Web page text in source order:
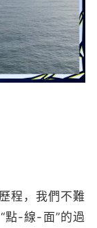
程，我們不難
點-線-面”的過